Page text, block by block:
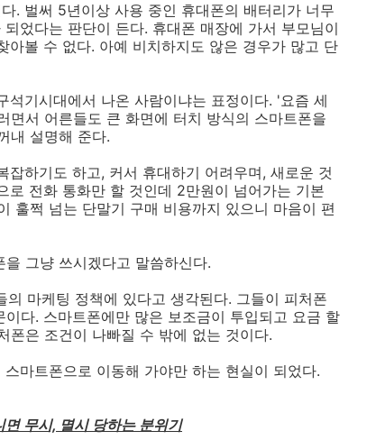
. 벌써 5년이상 사용 중인 휴대폰의 배터리가 너무
었다는 판단이 든다. 휴대폰 매장에 가서 부모님이
아볼 수 없다. 아예 비치하지도 않은 경우가 많고 단
기시대에서 나온 사람이냐는 표정이다. '요즘 세
면서 어른들도 큰 화면에 터치 방식의 스마트폰을
내 설명해 준다.
하기도 하고, 커서 휴대하기 어려우며, 새로운 것
로 전화 통화만 할 것인데 2만원이 넘어가는 기본
훌쩍 넘는 단말기 구매 비용까지 있으니 마음이 편
그냥 쓰시겠다고 말씀하신다.
마케팅 정책에 있다고 생각된다. 그들이 피처폰
다. 스마트폰에만 많은 보조금이 투입되고 요금 할
폰은 조건이 나빠질 수 밖에 없는 것이다.
마트폰으로 이동해 가야만 하는 현실이 되었다.
무시, 멸시 당하는 분위기